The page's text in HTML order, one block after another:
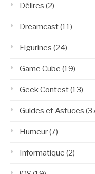
Délires (2)
Dreamcast(11)
Figurines (24)
Game Cube (19)
Geek Contest(13)
Guides et Astuces
Humeur(7)
Informatique (2)